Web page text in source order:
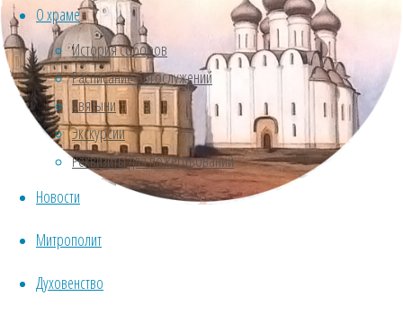
О храме
История соборов
Расписание богослужений
Святыни
Экскурсии
Реквизиты для пожертвований
Новости
Митрополит
Духовенство
действует
Духовно-
просветительский
центр для
взрослых.
Лекции читают
преподаватели